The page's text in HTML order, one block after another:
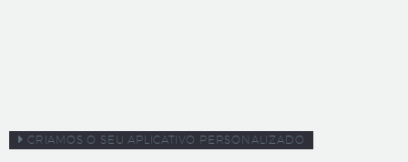
CRIAMOS O SEU APLICATIVO PERSONALIZADO